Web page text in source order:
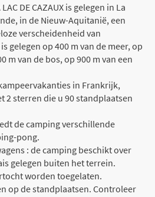
DE CAZAUX is gelegen in La
in de Nieuw-Aquitanië, een
verscheidenheid van
gelegen op 400 m van de meer, op
m van de bos, op 900 m van een
in Frankrijk,
2 sterren die u 90 standplaatsen
de camping verschillende
pong.
: de camping beschikt over
gelegen buiten het terrein.
worden toegelaten.
op de standplaatsen. Controleer